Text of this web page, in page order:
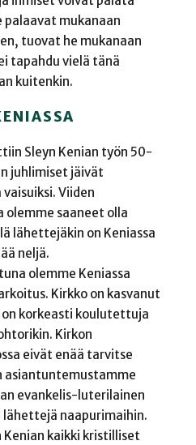
palaavat mukanaan
tuovat he mukanaan
tapahdu vielä tänä
kuitenkin.
Sleyn Kenian työn 50-
juhlimiset jäivät
Viiden
olemme saaneet olla
lähettejäkin on Keniassa
neljä.
olemme Keniassa
Kirkko on kasvanut
korkeasti koulutettuja
Kirkon
eivät enää tarvitse
asiantuntemustamme
evankelis-luterilainen
naapurimaihin.
kaikki kristilliset